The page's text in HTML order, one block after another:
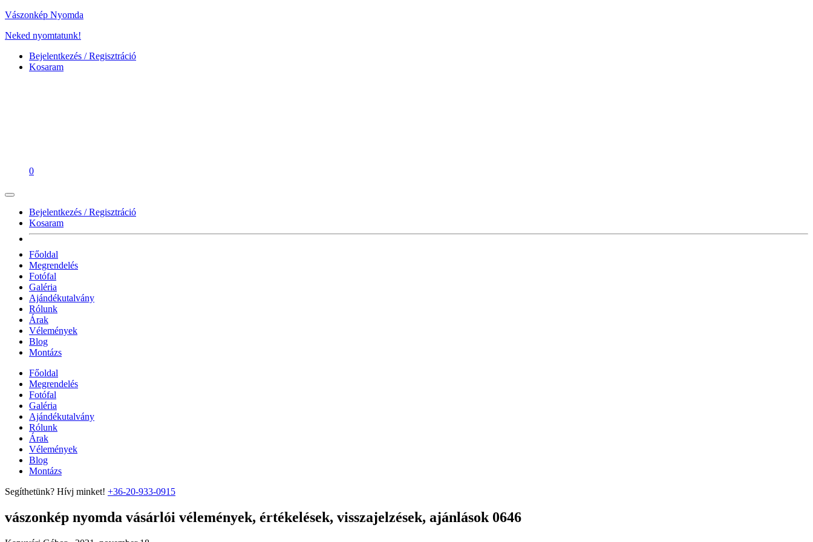
Vászonkép Nyomda
Neked nyomtatunk!
Bejelentkezés / Regisztráció
Kosaram
0
Bejelentkezés / Regisztráció
Kosaram
Főoldal
Megrendelés
Fotófal
Galéria
Ajándékutalvány
Rólunk
Árak
Vélemények
Blog
Montázs
Főoldal
Megrendelés
Fotófal
Galéria
Ajándékutalvány
Rólunk
Árak
Vélemények
Blog
Montázs
Segíthetünk? Hívj minket! +36-20-933-0915
vászonkép nyomda vásárlói vélemények, értékelések, visszajelzések, ajánlások 0646